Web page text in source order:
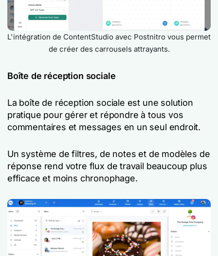
L'intégration de ContentStudio avec Postnitro vous permet
de créer des carrousels attrayants.
Boîte de réception sociale
La boîte de réception sociale est une solution
pratique pour gérer et répondre à tous vos
commentaires et messages en un seul endroit.
Un système de filtres, de notes et de modèles de
réponse rend votre flux de travail beaucoup plus
efficace et moins chronophage.